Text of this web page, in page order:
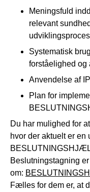
Meningsfuld
relevant
Systematisk
forståelighed og
Anvendelse af
Plan for
Du har mulighed for
hvor der aktuelt er
Beslutningstagning
om:
Fælles for dem er, at